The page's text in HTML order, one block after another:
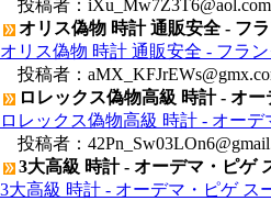
投稿者： iXu_Mw7Z3T6@aol.com
オリス偽物 時計 通販安全 - フ
オリス偽物 時計 通販安全 - フラ
投稿者：
ロレックス偽物高級 時計 - オ
ロレックス偽物高級 時計 - オー
投稿者：
3大高級 時計 - オーデマ・ピゲ
3大高級 時計 - オーデマ・ピゲ ス